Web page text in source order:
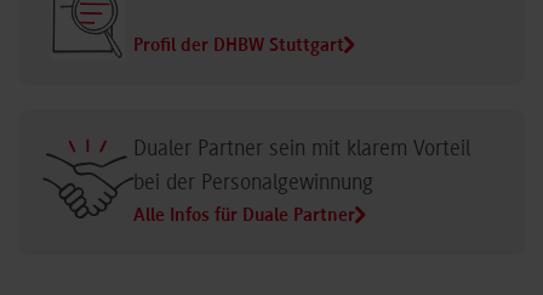
Profil der DHBW Stuttgart
Dualer Partner sein mit klarem Vorteil
bei der Personalgewinnung
Alle Infos für Duale Partner